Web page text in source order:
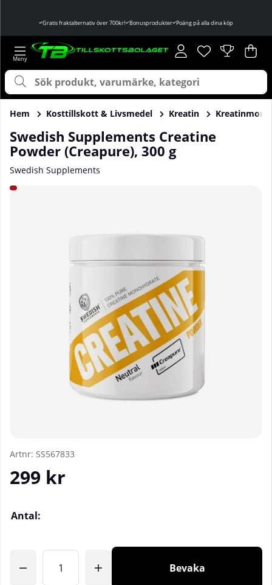
Gratis fraktalternativ över 700kr! Bonusprodukter Poäng på alla dina köp
Önskelista
Antal i
. .
Hem Kosttillskott & Livsmedel Kreatin
Swedish Supplements Creatine
Powder (Creapure), 300 g
Swedish Supplements
Produktbilder Swedish Supplements Creatine Powder
Artnr: SS567833
299 kr
Antal:
Bevaka